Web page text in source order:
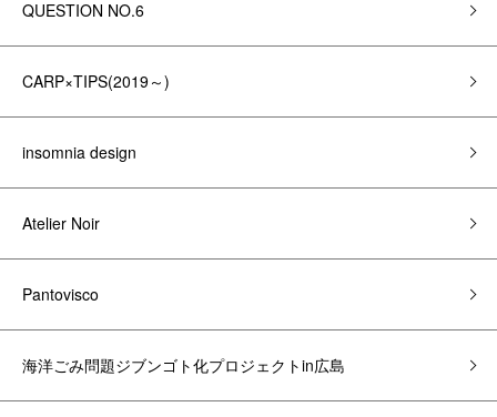
QUESTION NO.6
CARP×TIPS(2019～)
insomnia design
Atelier Noir
Pantovisco
海洋ごみ問題ジブンゴト化プロジェクトin広島